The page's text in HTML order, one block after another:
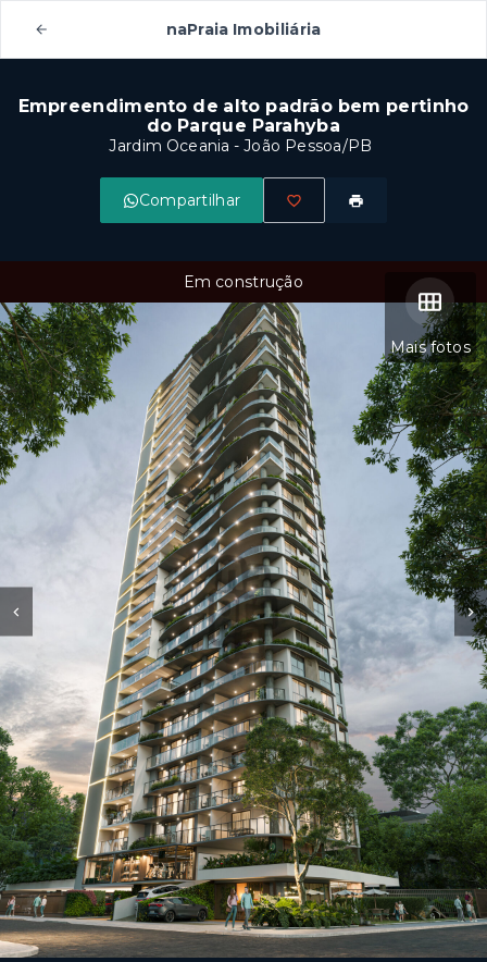
naPraia Imobiliária
Empreendimento de alto padrão bem pertinho
do Parque Parahyba
Jardim Oceania - João Pessoa/PB
Compartilhar
Mais fotos
Em construção